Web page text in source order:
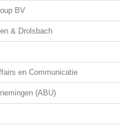
BV
& Drolsbach
en Communicatie
(ABU)